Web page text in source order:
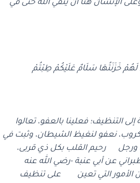
الإنسان هنا أن يتقي الله حتى في
لَهُمْ خَزَنَتُهَا سَلَامٌ عَلَيْكُمْ طِبْتُمْ
فعلينا بالعفو، تعالوا
نعفو لنغيظ الشيطان، وثبت في
رحيم القلب بكل ذي قربى،
عن أبي عنبة -رضي الله عنه
من الأمور التي تعين على تنظيف